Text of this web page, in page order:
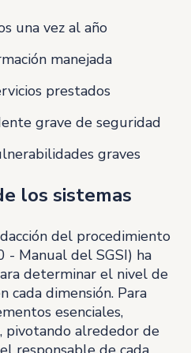
una vez al año
manejada
prestados
grave de seguridad
graves
los sistemas
del procedimiento
- Manual del SGSI) ha
determinar el nivel de
cada dimensión. Para
esenciales,
pivotando alrededor de